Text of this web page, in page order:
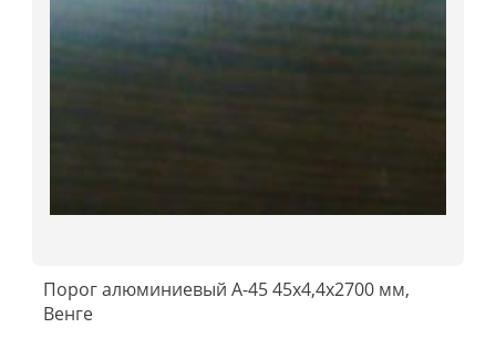
Порог алюминиевый А-45 45х4,4x2700 мм,
Венге